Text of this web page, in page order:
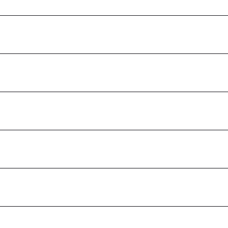
Tartu maakond
Basilicata
Molise